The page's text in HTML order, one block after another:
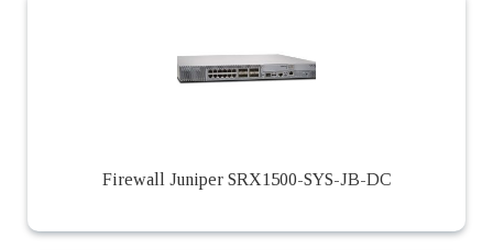
Firewall Juniper SRX1500-SYS-JB-DC